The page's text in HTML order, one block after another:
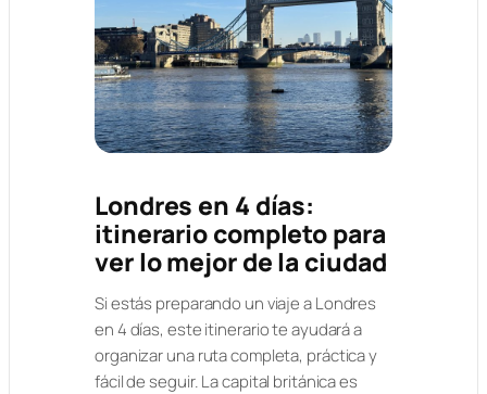
Londres en 4 días:
itinerario completo para
ver lo mejor de la ciudad
Si estás preparando un viaje a Londres
en 4 días, este itinerario te ayudará a
organizar una ruta completa, práctica y
fácil de seguir. La capital británica es